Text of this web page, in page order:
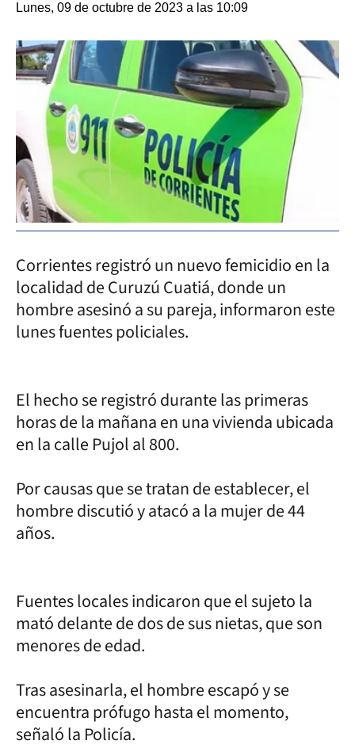
Lunes, 09 de octubre de 2023 a las 10:09
Corrientes registró un nuevo femicidio en la
localidad de Curuzú Cuatiá, donde un
hombre asesinó a su pareja, informaron este
lunes fuentes policiales.
El hecho se registró durante las primeras
horas de la mañana en una vivienda ubicada
en la calle Pujol al 800.
Por causas que se tratan de establecer, el
hombre discutió y atacó a la mujer de 44
años.
Fuentes locales indicaron que el sujeto la
mató delante de dos de sus nietas, que son
menores de edad.
Tras asesinarla, el hombre escapó y se
encuentra prófugo hasta el momento,
señaló la Policía.